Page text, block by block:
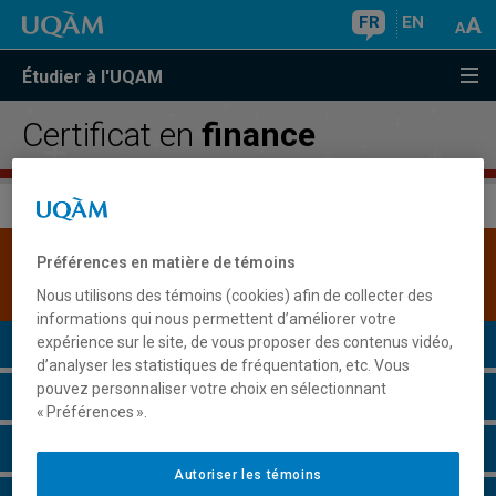
FR EN
Étudier à l'UQAM
Certificat en finance
Une version plus récente de ce programme est
disponible. Cliquez ici pour la consulter
Présentation du programme
Conditions d'admission
Cours à suivre et horaires
Préférences en matière de témoins
Nous utilisons des témoins (cookies) afin de collecter des
informations qui nous permettent d’améliorer votre
expérience sur le site, de vous proposer des contenus vidéo,
d’analyser les statistiques de fréquentation, etc. Vous
pouvez personnaliser votre choix en sélectionnant
« Préférences ».
Autoriser les témoins